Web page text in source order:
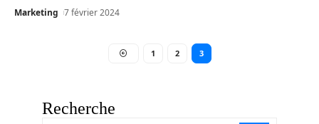
Marketing 7 février 2024
1 2 3
Recherche